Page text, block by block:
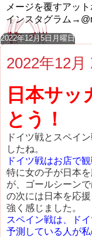
メージを覆すアッ
インスタグラム
2022年12月5日月曜日
2022年12月
日本サッ
とう！
ドイツ戦とスペイ
したね。
ドイツ戦はお店で
特に女の子が日本
が、ゴールシーン
の次には日本を応
強く感じました。
スペイン戦は、ド
予測している人が